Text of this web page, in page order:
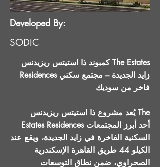
Developed By:
SODIC
كمبوند ذا استيتس ريزيدنس The Estates
Residences زايد الجديدة – مجتمع سكني
فاخر من سوديك
يُعد مشروع ذا استيتس ريزيدنس The
Estates Residences أحد أبرز المجتمعات
السكنية الفاخرة في زايد الجديدة، ويقع عند
الكيلو 44 طريق القاهرة الإسكندرية
الصحراوي، ضمن نطاق التوسعات